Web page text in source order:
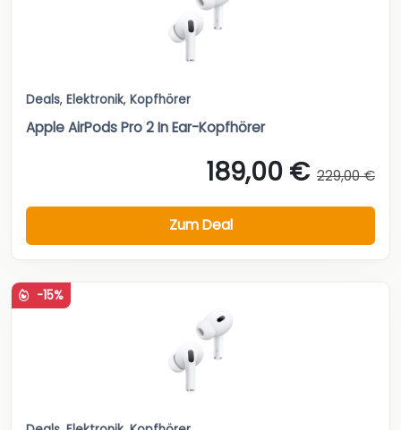
Deals, Elektronik, Kopfhörer
Apple AirPods Pro 2 In Ear-Kopfhörer
189,00 € 229,00 €
Zum Deal
-15%